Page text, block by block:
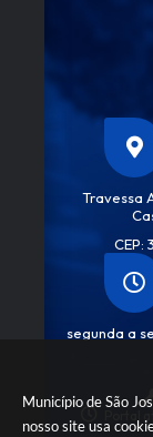
Município de São
nosso site usa
Travessa
CEP:
segunda a